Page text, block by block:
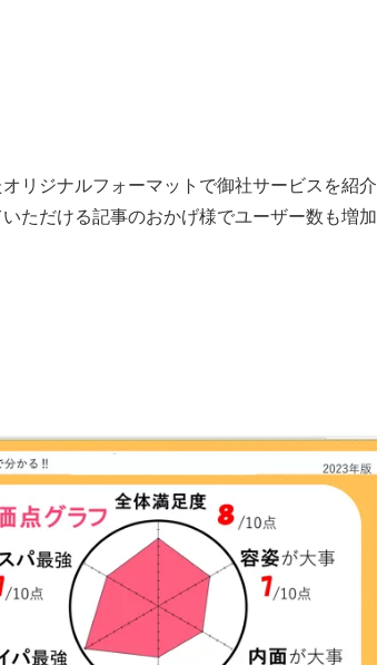
リジナルフォーマットで御社サービスを紹介
ただける記事のおかげ様でユーザー数も増加